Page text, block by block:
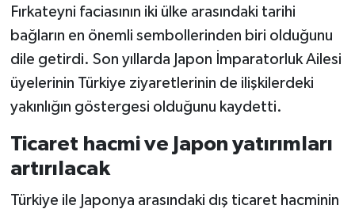
Fırkateyni faciasının iki ülke arasındaki tarihi
bağların en önemli sembollerinden biri olduğunu
dile getirdi. Son yıllarda Japon İmparatorluk Ailesi
üyelerinin Türkiye ziyaretlerinin de ilişkilerdeki
yakınlığın göstergesi olduğunu kaydetti.
Ticaret hacmi ve Japon yatırımları
artırılacak
Türkiye ile Japonya arasındaki dış ticaret hacminin